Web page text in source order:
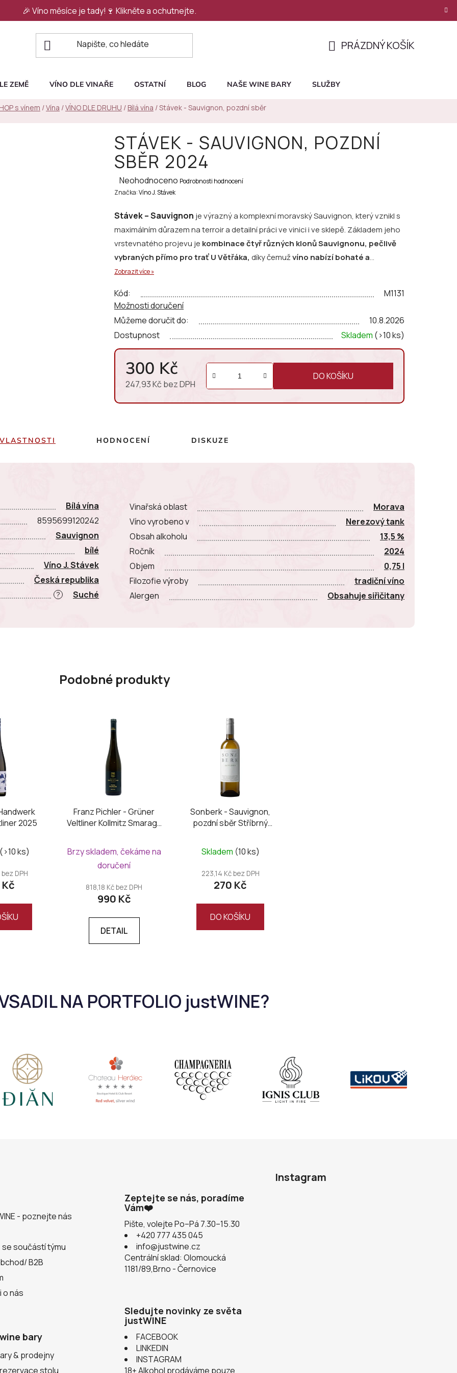
🎉 Víno měsíce je tady!🍷 Klikněte a ochutnejte.
KOŠÍK
PRÁZDNÝ KOŠÍK
ZEMĚ VÍNO DLE VINAŘE OSTATNÍ BLOG NAŠE WINE BARY SLUŽBY
s vínem /Vína /VÍNO DLE DRUHU / Bílá vína /Stávek - Sauvignon, pozdní sběr
STÁVEK - SAUVIGNON, POZDNÍ
SBĚR 2024
Průměrné
hodnocení
je
0,0
z
5
hvězdiček.
Neohodnoceno Podrobnosti hodnocení
Značka:Víno J. Stávek
Stávek – Sauvignon je výrazný a komplexní moravský Sauvignon, který vznikl s
maximálním důrazem na terroir a detailní práci ve vinici i ve sklepě. Základem jeho
vrstevnatého projevu je kombinace čtyř různých klonů Sauvignonu, pečlivě
vybraných přímo pro trať U Větřáka, díky čemužvíno nabízí bohaté a
proměnlivé aroma.
Ve vůni se objevujítóny citrusů, angreštu, bílého rybízu a jemných
bylin,podpořené chladnou macerací slupek, která dodává vínu aromatickou
hloubku. V chuti je suché, strukturované a dlouhé, s výraznou, ale krásně
zakomponovanou kyselinou a zřetelnou mineralitou, kterou
podtrhuje
Zobrazit více »
Dostupnost Skladem (>10 ks)
Můžeme doručit do: 10.8.2026
Možnosti doručení
Kód: M1131
300 Kč
247,93 Kč bez DPH
Měrná cena:
DO KOŠÍKU
VLASTNOSTI HODNOCENÍ DISKUZE
Bílá vína
8595699120242
Sauvignon
bílé
Víno J. Stávek
Česká republika
? Suché
Vinařská oblast
Morava
Víno vyrobeno v
Nerezový tank
Obsah alkoholu
13,5 %
Ročník
2024
Objem
0,75 l
Filozofie výroby
tradiční víno
Alergen
Obsahuje siřičitany
Podobné produkty
2025
(>10 ks)
DPH
Franz Pichler - Grüner
Veltliner Kollmitz Smaragd
Brzy skladem, čekáme na
doručení
818,18 Kč bez DPH
990 Kč
DETAIL
Sonberk - Sauvignon,
pozdní sběr Stříbrný
Skladem (10 ks)
223,14 Kč bez DPH
270 Kč
DO KOŠÍKU
- poznejte nás
součástí týmu
B2B
o nás
bary
& prodejny
stolu
Zeptejte se nás, poradíme
Vám❤️
Pište, volejte Po–Pá 7.30–15.30
+420 777 435 045
info@justwine.cz
Centrální sklad: Olomoucká
1181/89,Brno - Černovice
Sledujte novinky ze světa
justWINE
FACEBOOK
LINKEDIN
INSTAGRAM
18+ Alkohol prodáváme pouze
Instagram